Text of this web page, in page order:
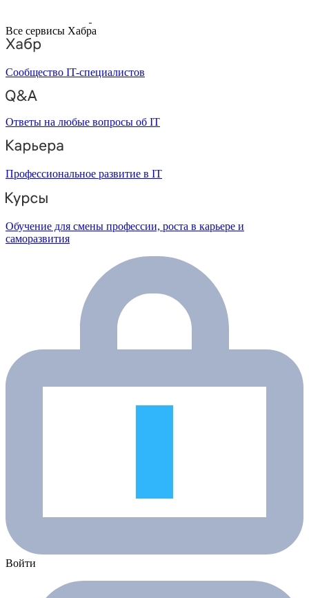
Все сервисы Хабра
Сообщество IT-специалистов
Ответы на любые вопросы об IT
Профессиональное развитие в IT
Обучение для смены профессии, роста в карьере и
саморазвития
Войти